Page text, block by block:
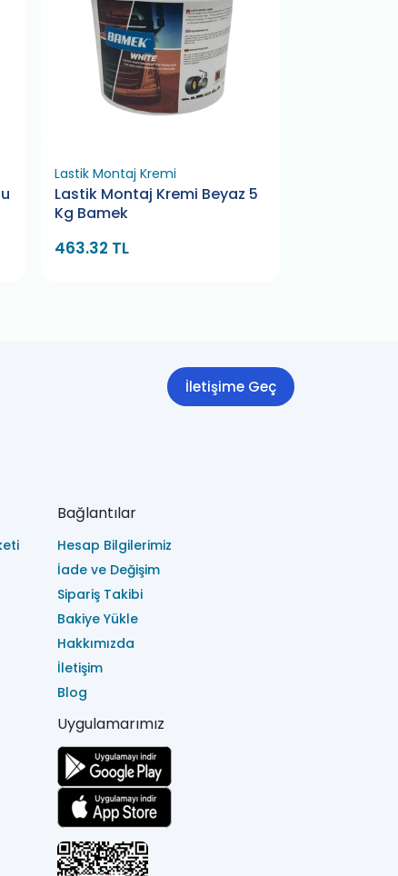
Lastik Montaj Kremi
Lastik Montaj Kremi Beyaz 5
Kg Bamek
463.32 TL
İletişime Geç
Bağlantılar
Hesap Bilgilerimiz
İade ve Değişim
Sipariş Takibi
Bakiye Yükle
Hakkımızda
İletişim
Blog
Uygulamarımız